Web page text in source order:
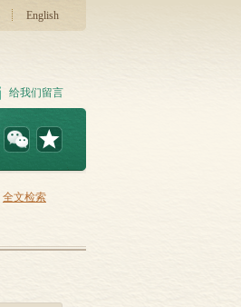
English
给我们留言
全文检索